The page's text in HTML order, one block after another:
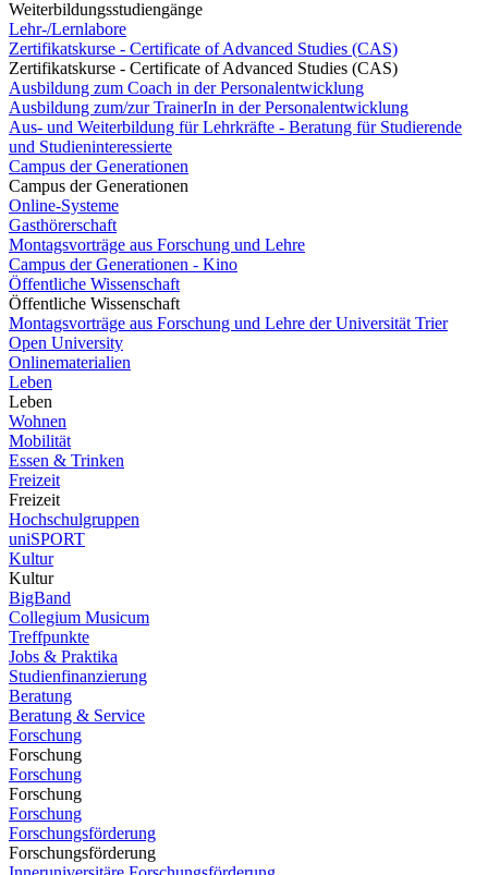
Weiterbildungsstudiengänge
Lehr-/Lernlabore
Zertifikatskurse - Certificate of Advanced Studies (CAS)
Zertifikatskurse - Certificate of Advanced Studies (CAS)
Ausbildung zum Coach in der Personalentwicklung
Ausbildung zum/zur TrainerIn in der Personalentwicklung
Aus- und Weiterbildung für Lehrkräfte - Beratung für Studierende
und Studieninteressierte
Campus der Generationen
Campus der Generationen
Online-Systeme
Gasthörerschaft
Montagsvorträge aus Forschung und Lehre
Campus der Generationen - Kino
Öffentliche Wissenschaft
Öffentliche Wissenschaft
Montagsvorträge aus Forschung und Lehre der Universität Trier
Open University
Onlinematerialien
Leben
Leben
Wohnen
Mobilität
Essen & Trinken
Freizeit
Freizeit
Hochschulgruppen
uniSPORT
Kultur
Kultur
BigBand
Collegium Musicum
Treffpunkte
Jobs & Praktika
Studienfinanzierung
Beratung
Beratung & Service
Forschung
Forschung
Forschung
Forschung
Forschung
Forschungsförderung
Forschungsförderung